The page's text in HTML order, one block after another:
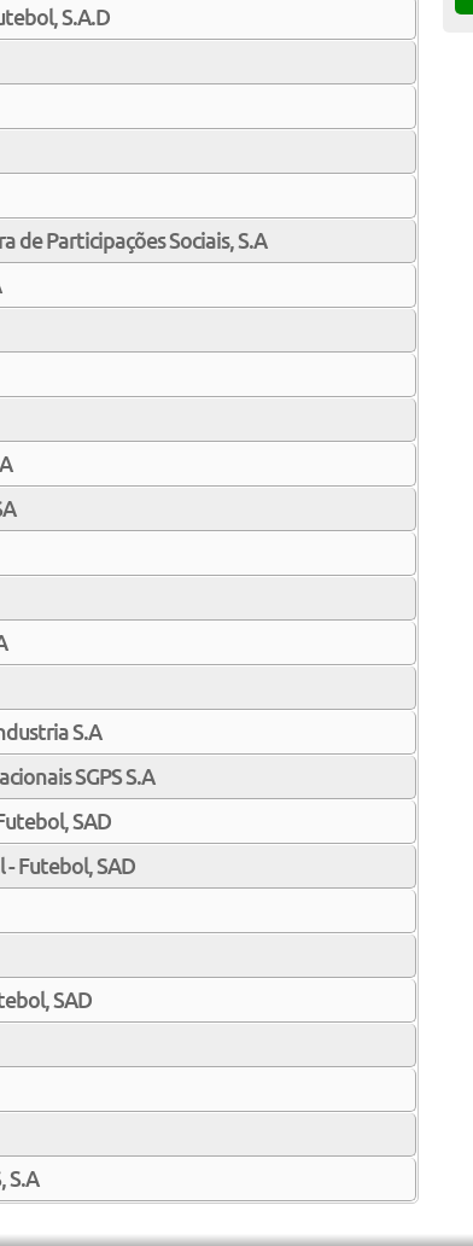
S.A.D
de Participações Sociais, S.A
S.A
SGPS S.A
SAD
Futebol, SAD
SAD
S.A